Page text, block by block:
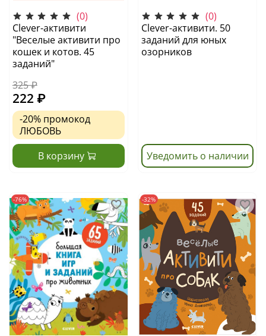
(0)
Clever-активити
"Веселые активити про
кошек и котов. 45
заданий"
325 ₽
222 ₽
-20% промокод
ЛЮБОВЬ
В корзину
(0)
Clever-активити. 50
заданий для юных
озорников
Уведомить о наличии
-76% -32%